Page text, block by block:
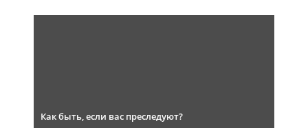
Как быть, если вас преследуют?